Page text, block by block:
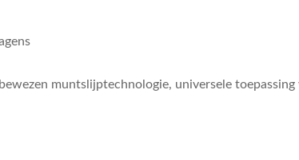
muntslijptechnologie, universele